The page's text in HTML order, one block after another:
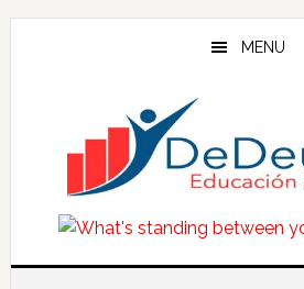
Skip
Skip
Skip
MENU